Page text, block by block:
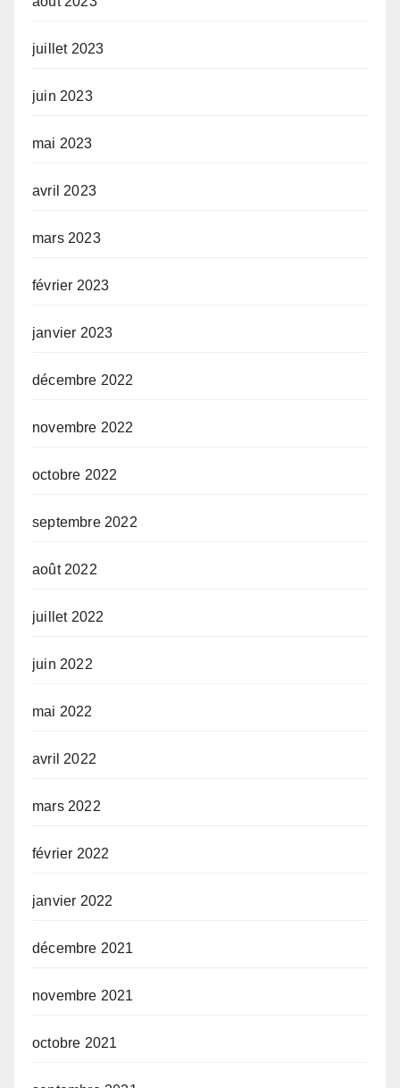
juillet 2023
juin 2023
mai 2023
avril 2023
mars 2023
février 2023
janvier 2023
décembre 2022
novembre 2022
octobre 2022
septembre 2022
août 2022
juillet 2022
juin 2022
mai 2022
avril 2022
mars 2022
février 2022
janvier 2022
décembre 2021
novembre 2021
octobre 2021